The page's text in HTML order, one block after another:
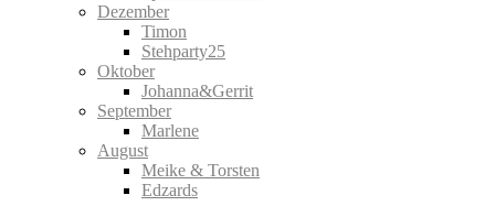
Dezember
Timon
Stehparty25
Oktober
Johanna&Gerrit
September
Marlene
August
Meike & Torsten
Edzards